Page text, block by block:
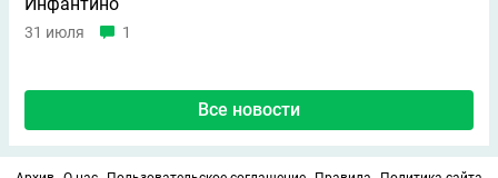
31 июля 1
Все новости